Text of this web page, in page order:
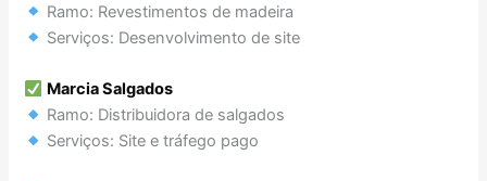
Ramo: Revestimentos de madeira
Serviços: Desenvolvimento de site
Marcia Salgados
Ramo: Distribuidora de salgados
Serviços: Site e tráfego pago